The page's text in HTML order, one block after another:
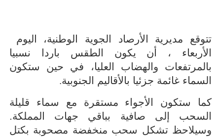
تتوقع مديرية الأرصاد الجوية الوطنية، اليوم
الأربعاء ، أن يكون الطقس باردا نسبيا
بالمرتفعات والهضاب العليا، في حين ستكون
السماء غائمة جزئيا بالأقاليم الجنوبية.
كما ستكون الأجواء مستقرة مع سماء قليلة
السحب إلى صافية بباقي جهات المملكة.
وسيلاحظ تشكل سحب منخفضة مصحوبة بكتل